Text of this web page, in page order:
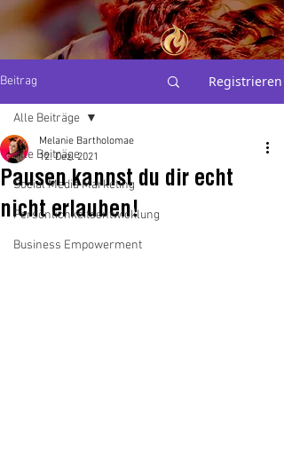
THE
PERSONAL
BRAND
Beitrag Registrieren
Alle Beiträge
Social Media Marketing
Persönlichkeitsentwicklung
Business Empowerment
Alle Beiträge
Pausen kannst du dir echt
nicht erlauben!
Melanie Bartholomae
12. Dez. 2021